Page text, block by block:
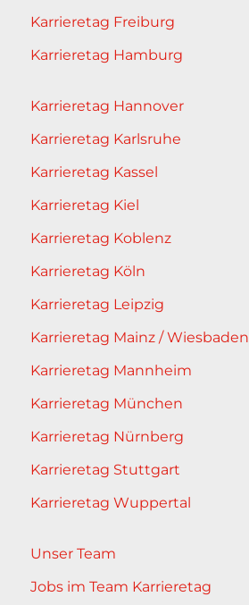
Karrieretag Freiburg
Karrieretag Hamburg
Karrieretag Hannover
Karrieretag Karlsruhe
Karrieretag Kassel
Karrieretag Kiel
Karrieretag Koblenz
Karrieretag Köln
Karrieretag Leipzig
Karrieretag Mainz / Wiesbaden
Karrieretag Mannheim
Karrieretag München
Karrieretag Nürnberg
Karrieretag Stuttgart
Karrieretag Wuppertal
Unser Team
Jobs im Team Karrieretag